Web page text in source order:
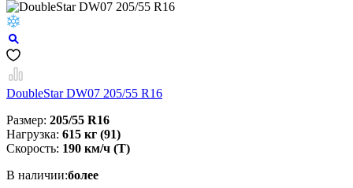
DoubleStar DW07 205/55 R16
Размер: 205/55 R16
Нагрузка: 615 кг (91)
Скорость: 190 км/ч (T)
В наличии:более